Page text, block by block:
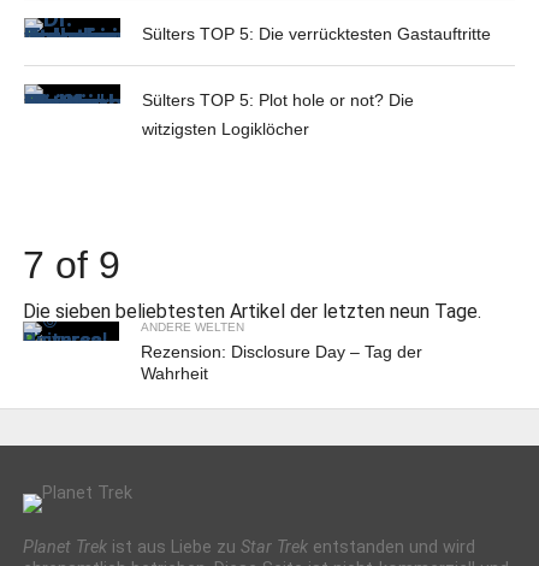
Sülters TOP 5: Die verrücktesten Gastauftritte
Sülters TOP 5: Plot hole or not? Die
witzigsten Logiklöcher
7 of 9
Die sieben beliebtesten Artikel der letzten neun Tage.
ANDERE WELTEN
Rezension: Disclosure Day – Tag der
Wahrheit
Planet Trekist aus Liebe zu Star Trekentstanden und wird